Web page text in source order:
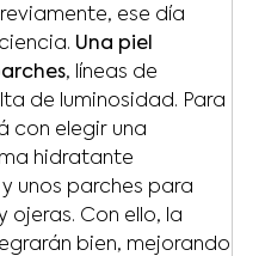
ese día
Una piel
, líneas de
de luminosidad. Para
con elegir una
hidratante
unos parches para
ojeras. Con ello, la
bien, mejorando